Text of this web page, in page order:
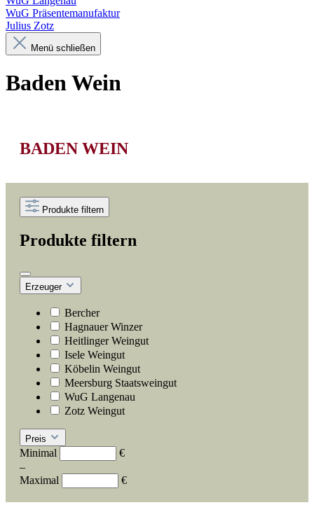
WuG Präsentemanufaktur
Julius Zotz
Menü schließen
Baden Wein
BADEN WEIN
Produkte filtern
Produkte filtern
Erzeuger
Bercher
Hagnauer Winzer
Heitlinger Weingut
Isele Weingut
Köbelin Weingut
Meersburg Staatsweingut
WuG Langenau
Zotz Weingut
Preis
Minimal
€
–
Maximal
€